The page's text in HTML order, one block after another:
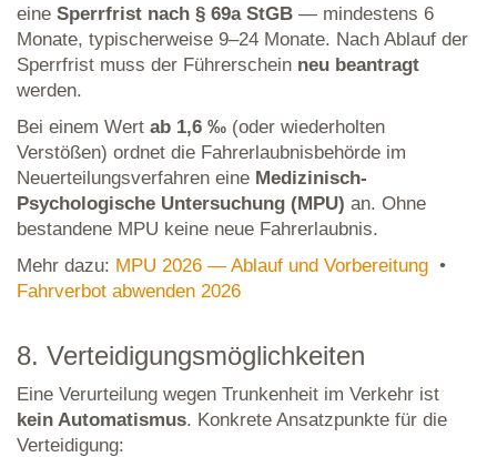
eine Sperrfrist nach § 69a StGB — mindestens 6
Monate, typischerweise 9–24 Monate. Nach Ablauf der
Sperrfrist muss der Führerschein neu beantragt
werden.
Bei einem Wert ab 1,6 ‰ (oder wiederholten
Verstößen) ordnet die Fahrerlaubnisbehörde im
Neuerteilungsverfahren eine Medizinisch-
Psychologische Untersuchung (MPU) an. Ohne
bestandene MPU keine neue Fahrerlaubnis.
Mehr dazu: MPU 2026 — Ablauf und Vorbereitung •
Fahrverbot abwenden 2026
8. Verteidigungsmöglichkeiten
Eine Verurteilung wegen Trunkenheit im Verkehr ist
kein Automatismus. Konkrete Ansatzpunkte für die
Verteidigung: